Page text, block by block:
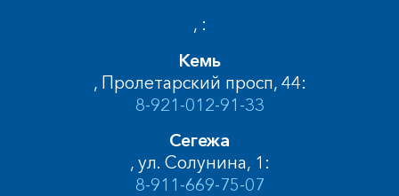
, :
Кемь
, Пролетарский просп, 44:
8-921-012-91-33
Сегежа
, ул. Солунина, 1:
8-911-669-75-07